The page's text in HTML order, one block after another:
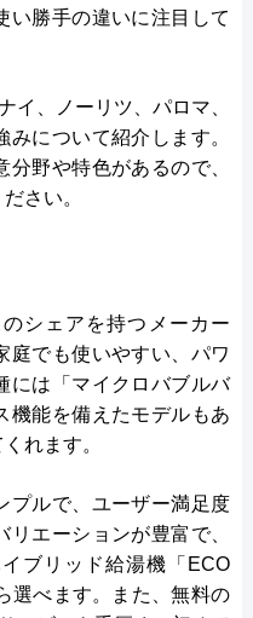
い勝手の違いに注目して
イ、ノーリツ、パロマ、
について紹介します。
野や特色があるので、
さい。
シェアを持つメーカー
庭でも使いやすい、パワ
には「マイクロバブルバ
機能を備えたモデルもあ
れます。
プルで、ユーザー満足度
エーションが豊富で、
ブリッド給湯機「ECO
選べます。また、無料の